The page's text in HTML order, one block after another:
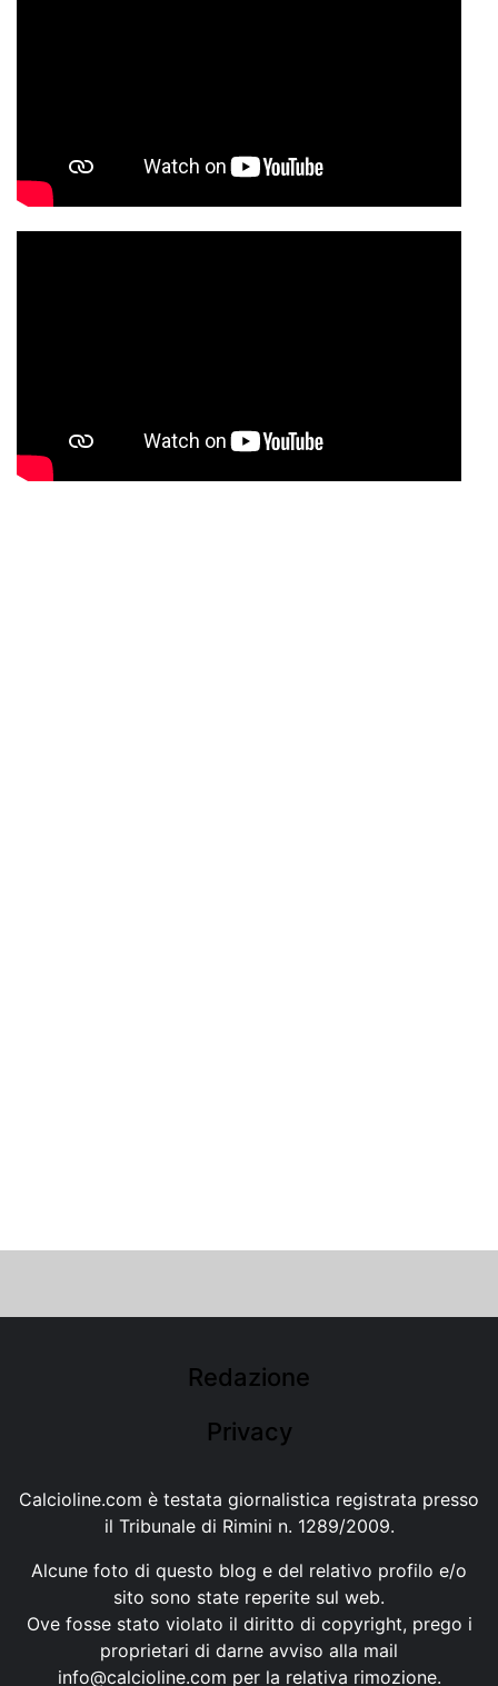
Redazione
Privacy
Calcioline.com è testata giornalistica registrata presso
il Tribunale di Rimini n. 1289/2009.
Alcune foto di questo blog e del relativo profilo e/o
sito sono state reperite sul web.
Ove fosse stato violato il diritto di copyright, prego i
proprietari di darne avviso alla mail
info@calcioline.com per la relativa rimozione.